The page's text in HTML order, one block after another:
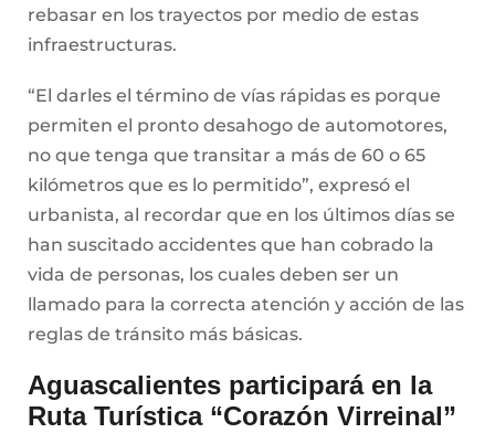
rebasar en los trayectos por medio de estas
infraestructuras.
“El darles el término de vías rápidas es porque
permiten el pronto desahogo de automotores,
no que tenga que transitar a más de 60 o 65
kilómetros que es lo permitido”, expresó el
urbanista, al recordar que en los últimos días se
han suscitado accidentes que han cobrado la
vida de personas, los cuales deben ser un
llamado para la correcta atención y acción de las
reglas de tránsito más básicas.
Aguascalientes participará en la
Ruta Turística “Corazón Virreinal”